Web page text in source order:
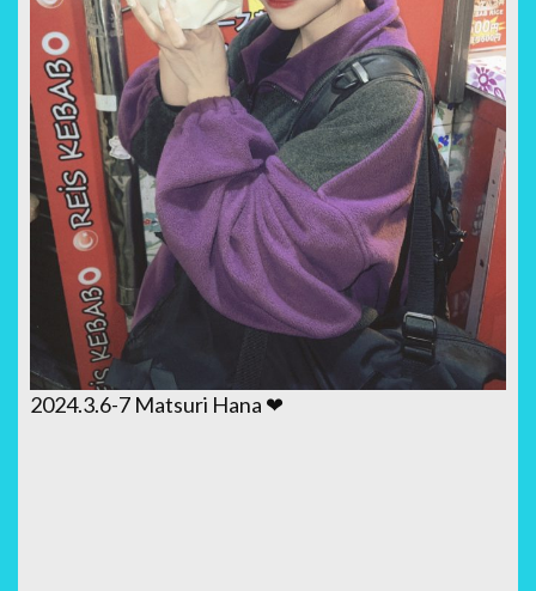
2024.3.6-7 Matsuri Hana ❤︎